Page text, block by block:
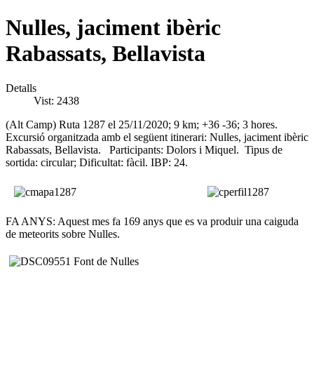
Nulles, jaciment ibèric
Rabassats, Bellavista
Detalls
Vist: 2438
(Alt Camp) Ruta 1287 el 25/11/2020; 9 km; +36 -36; 3 hores.
Excursió organitzada amb el següent itinerari: Nulles, jaciment ibèric
Rabassats, Bellavista. Participants: Dolors i Miquel. Tipus de
sortida: circular; Dificultat: fàcil. IBP: 24.
FA ANYS: Aquest mes fa 169 anys que es va produir una caiguda
de meteorits sobre Nulles.